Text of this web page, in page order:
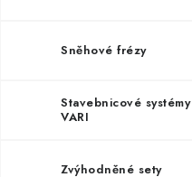
Sněhové frézy
Stavebnicové systémy
VARI
Zvýhodněné sety